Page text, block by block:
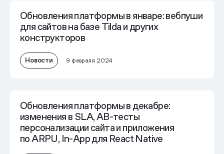
Обновления платформы в январе: вебпуши
для сайтов на базе Tilda и других
конструкторов
Новости 9 февраля 2024
Обновления платформы в декабре:
изменения в SLA, AB-тесты
персонализации сайта и приложения
по ARPU, In-App для React Native